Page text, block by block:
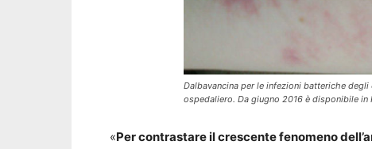
Dalbavancina per le infezioni batteriche
ospedaliero. Da giugno 2016 è disponibile in
«Per contrastare il crescente fenomeno